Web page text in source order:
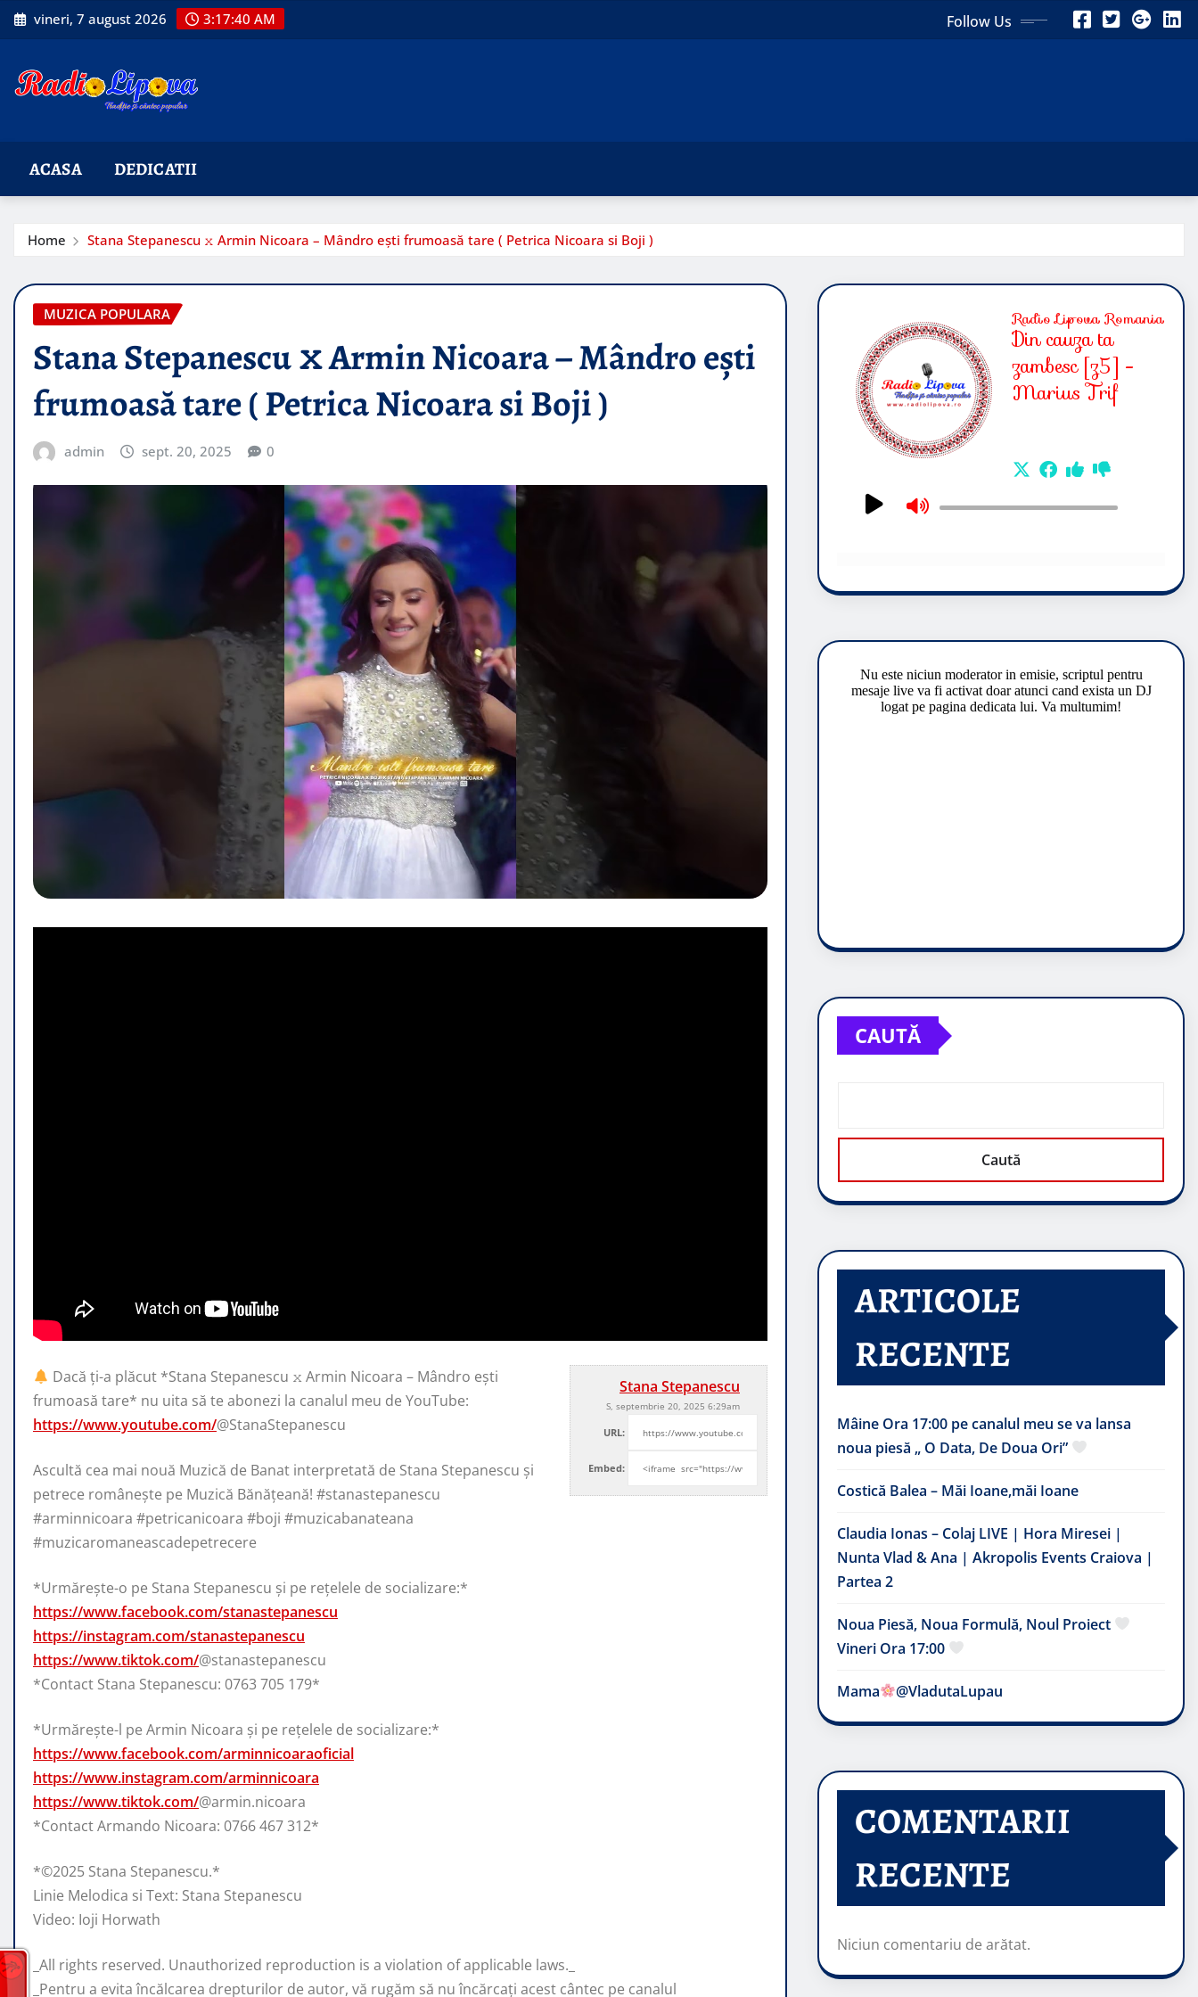
Skip
to
vineri, 7 august 2026 3:17:41 AM Follow Us
ACASA DEDICATII
Home Stana Stepanescu 𝚡 Armin Nicoara – Mândro ești frumoasă tare ( Petrica Nicoara si Boji )
MUZICA POPULARA
Stana Stepanescu 𝚡 Armin Nicoara – Mândro ești
frumoasă tare ( Petrica Nicoara si Boji )
admin sept. 20, 2025 0
Stana Stepanescu
S, septembrie 20, 2025 6:29am
URL:
Embed:
Dacă ți-a plăcut *Stana Stepanescu 𝚡 Armin Nicoara – Mândro ești
frumoasă tare* nu uita să te abonezi la canalul meu de YouTube:
https://www.youtube.com/@StanaStepanescu
Ascultă cea mai nouă Muzică de Banat interpretată de Stana Stepanescu și
petrece românește pe Muzică Bănățeană! #stanastepanescu
#arminnicoara #petricanicoara #boji #muzicabanateana
#muzicaromaneascadepetrecere
*Urmărește-o pe Stana Stepanescu și pe rețelele de socializare:*
https://www.facebook.com/stanastepanescu
https://instagram.com/stanastepanescu
https://www.tiktok.com/@stanastepanescu
*Contact Stana Stepanescu: 0763 705 179*
*Urmărește-l pe Armin Nicoara și pe rețelele de socializare:*
https://www.facebook.com/arminnicoaraoficial
https://www.instagram.com/arminnicoara
https://www.tiktok.com/@armin.nicoara
*Contact Armando Nicoara: 0766 467 312*
*©️2025 Stana Stepanescu.*
Linie Melodica si Text: Stana Stepanescu
Video: Ioji Horwath
_All rights reserved. Unauthorized reproduction is a violation of applicable laws._
_Pentru a evita încălcarea drepturilor de autor, vă rugăm să nu încărcați acest cântec pe canalul
CAUTĂ
Caută
ARTICOLE
RECENTE
Mâine Ora 17:00 pe canalul meu se va lansa
noua piesă „ O Data, De Doua Ori”
Costică Balea – Măi Ioane,măi Ioane
Claudia Ionas – Colaj LIVE | Hora Miresei |
Nunta Vlad & Ana | Akropolis Events Craiova |
Partea 2
Noua Piesă, Noua Formulă, Noul Proiect
Vineri Ora 17:00
Mama @VladutaLupau
COMENTARII
RECENTE
Niciun comentariu de arătat.